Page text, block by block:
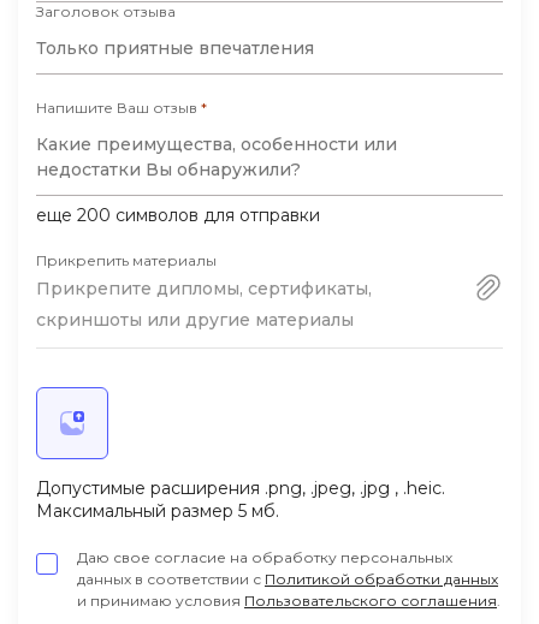
Заголовок отзыва
Напишите Ваш отзыв *
еще 200 символов для отправки
Прикрепить материалы
Прикрепите дипломы, сертификаты,
скриншоты или другие материалы
Допустимые расширения .png, .jpeg, .jpg , .heic.
Максимальный размер 5 мб.
Даю свое согласие на обработку персональных
данных в соответствии с Политикой обработки данных
и принимаю условия Пользовательского соглашения